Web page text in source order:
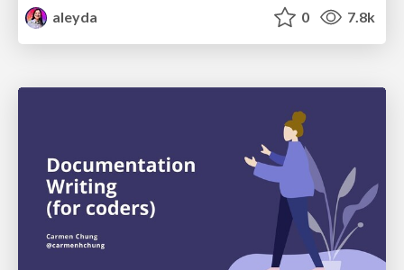
aleyda
0 7.8k